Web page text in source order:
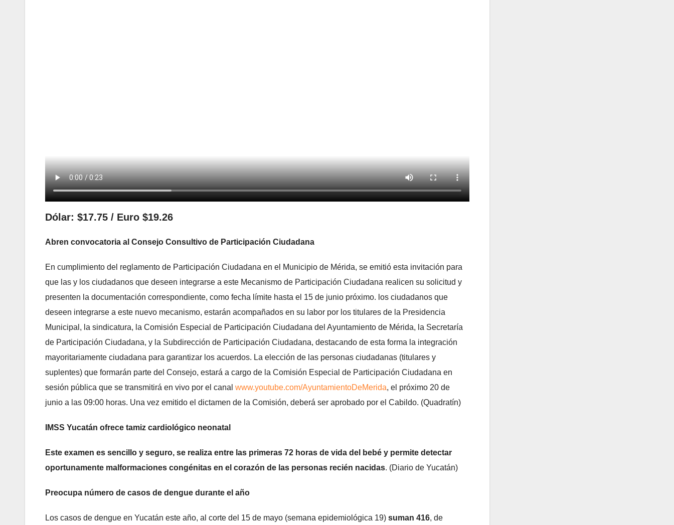
Dólar: $17.75 / Euro $19.26
Abren convocatoria al Consejo Consultivo de Participación Ciudadana
En cumplimiento del reglamento de Participación Ciudadana en el Municipio de Mérida, se emitió esta invitación para
que las y los ciudadanos que deseen integrarse a este Mecanismo de Participación Ciudadana realicen su solicitud y
presenten la documentación correspondiente, como fecha límite hasta el 15 de junio próximo. los ciudadanos que
deseen integrarse a este nuevo mecanismo, estarán acompañados en su labor por los titulares de la Presidencia
Municipal, la sindicatura, la Comisión Especial de Participación Ciudadana del Ayuntamiento de Mérida, la Secretaría
de Participación Ciudadana, y la Subdirección de Participación Ciudadana, destacando de esta forma la integración
mayoritariamente ciudadana para garantizar los acuerdos. La elección de las personas ciudadanas (titulares y
suplentes) que formarán parte del Consejo, estará a cargo de la Comisión Especial de Participación Ciudadana en
sesión pública que se transmitirá en vivo por el canal www.youtube.com/AyuntamientoDeMerida, el próximo 20 de
junio a las 09:00 horas. Una vez emitido el dictamen de la Comisión, deberá ser aprobado por el Cabildo. (Quadratín)
IMSS Yucatán ofrece tamiz cardiológico neonatal
Este examen es sencillo y seguro, se realiza entre las primeras 72 horas de vida del bebé y permite detectar
oportunamente malformaciones congénitas en el corazón de las personas recién nacidas. (Diario de Yucatán)
Preocupa número de casos de dengue durante el año
Los casos de dengue en Yucatán este año, al corte del 15 de mayo (semana epidemiológica 19) suman 416, de